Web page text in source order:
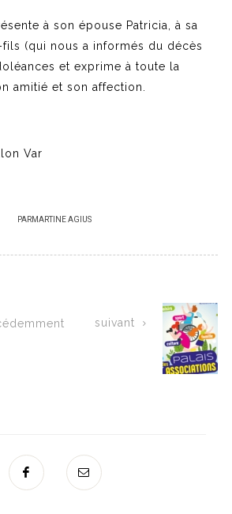
à son épouse Patricia, à sa
(qui nous a informés du décès
et exprime à toute la
amitié et son affection.
Var
PARMARTINE AGIUS
suivant